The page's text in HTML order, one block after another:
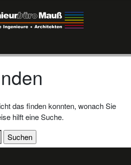
das finden konnten, wonach Sie
hilft eine Suche.